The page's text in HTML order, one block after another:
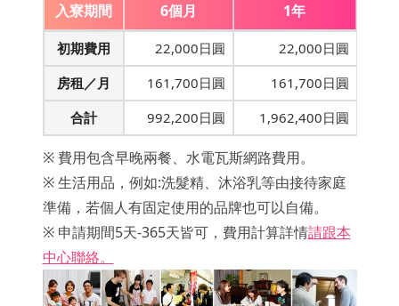
入寮期間 6個月 1年
初期費用 22,000日圓
22,000日圓
房租／月
161,700日圓
161,700日圓
合計
992,200日圓 1,962,400日圓
※ 費用包含早晚兩餐、水電瓦斯網路費用。
※ 生活用品，例如:洗髮精、沐浴乳等由接待家庭
準備，若個人有固定使用的品牌也可以自備。
※ 申請期間5天-365天皆可，費用計算詳情請跟本
中心聯絡。